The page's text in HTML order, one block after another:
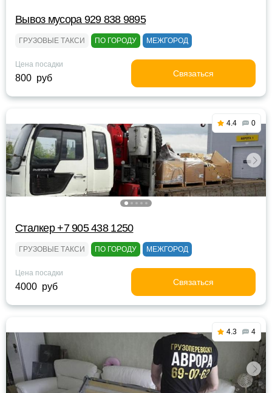
Вывоз мусора 929 838 9895
ГРУЗОВЫЕ ТАКСИ ПО ГОРОДУ МЕЖГОРОД
Цена посадки
800 руб Связаться
4.4 0
Сталкер +7 905 438 1250
ГРУЗОВЫЕ ТАКСИ ПО ГОРОДУ МЕЖГОРОД
Цена посадки
4000 руб Связаться
4.3 4